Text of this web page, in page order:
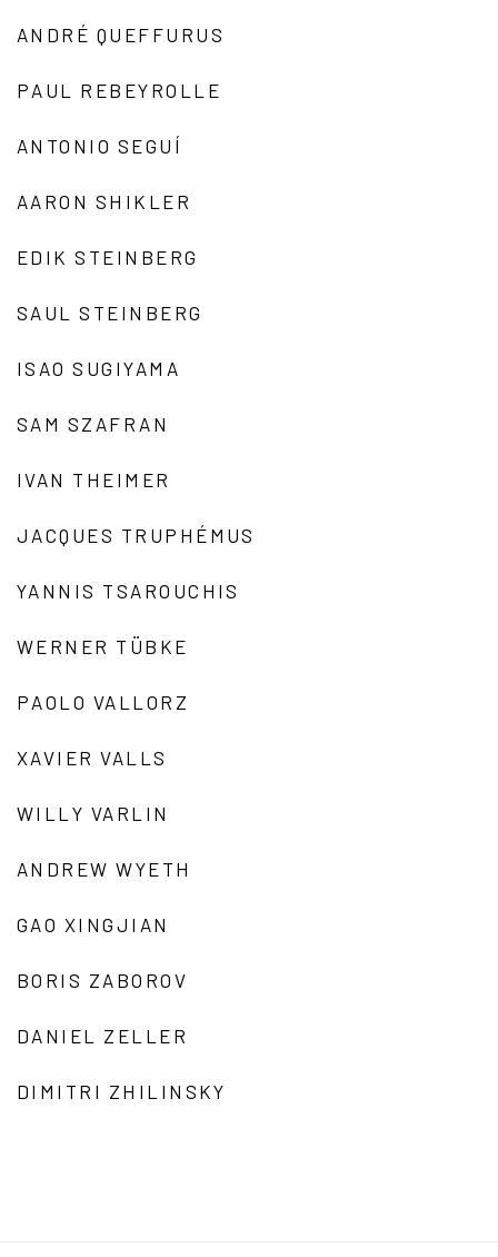
ANDRÉ QUEFFURUS
PAUL REBEYROLLE
ANTONIO SEGUÍ
AARON SHIKLER
EDIK STEINBERG
SAUL STEINBERG
ISAO SUGIYAMA
SAM SZAFRAN
IVAN THEIMER
JACQUES TRUPHÉMUS
YANNIS TSAROUCHIS
WERNER TÜBKE
PAOLO VALLORZ
XAVIER VALLS
WILLY VARLIN
ANDREW WYETH
GAO XINGJIAN
BORIS ZABOROV
DANIEL ZELLER
DIMITRI ZHILINSKY